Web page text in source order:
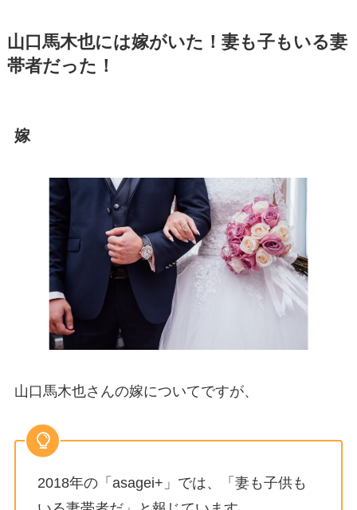
山口馬木也には嫁がいた！妻も子もいる妻
帯者だった！
嫁
山口馬木也さんの嫁についてですが、
2018年の「asagei+」では、「妻も子供も